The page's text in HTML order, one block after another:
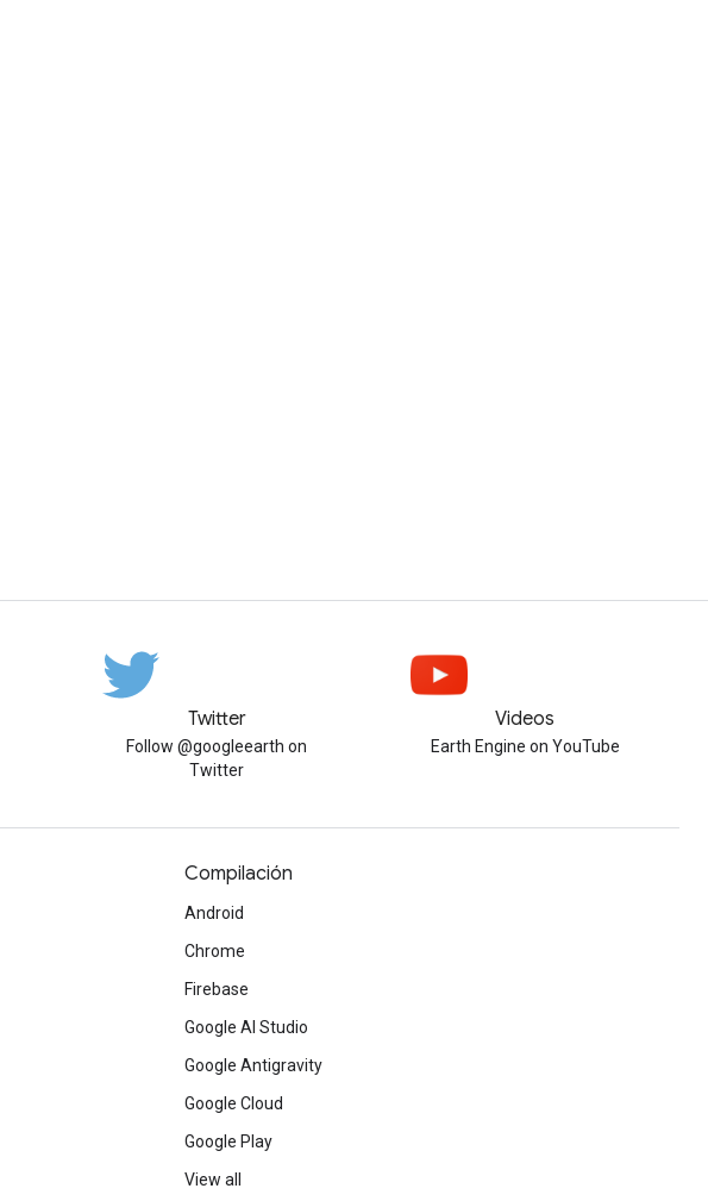
Twitter
Follow @googleearth on
Twitter
Videos
Earth Engine on YouTube
Compilación
Android
Chrome
Firebase
Google AI Studio
Google Antigravity
Google Cloud
Google Play
View all